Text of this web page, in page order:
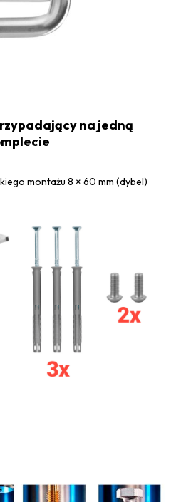
na jedną
montażu 8 × 60 mm (dybel)